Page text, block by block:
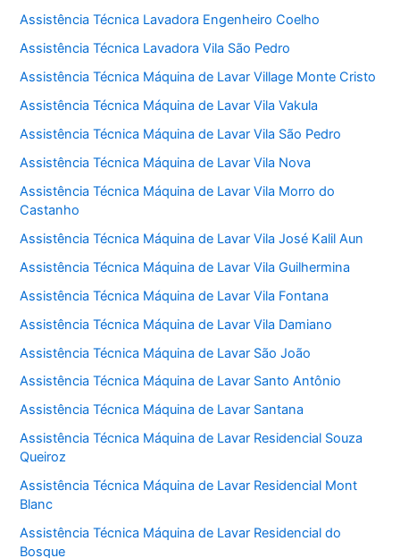
Assistência Técnica Lavadora Engenheiro Coelho
Assistência Técnica Lavadora Vila São Pedro
Assistência Técnica Máquina de Lavar Village Monte Cristo
Assistência Técnica Máquina de Lavar Vila Vakula
Assistência Técnica Máquina de Lavar Vila São Pedro
Assistência Técnica Máquina de Lavar Vila Nova
Assistência Técnica Máquina de Lavar Vila Morro do
Castanho
Assistência Técnica Máquina de Lavar Vila José Kalil Aun
Assistência Técnica Máquina de Lavar Vila Guilhermina
Assistência Técnica Máquina de Lavar Vila Fontana
Assistência Técnica Máquina de Lavar Vila Damiano
Assistência Técnica Máquina de Lavar São João
Assistência Técnica Máquina de Lavar Santo Antônio
Assistência Técnica Máquina de Lavar Santana
Assistência Técnica Máquina de Lavar Residencial Souza
Queiroz
Assistência Técnica Máquina de Lavar Residencial Mont
Blanc
Assistência Técnica Máquina de Lavar Residencial do
Bosque